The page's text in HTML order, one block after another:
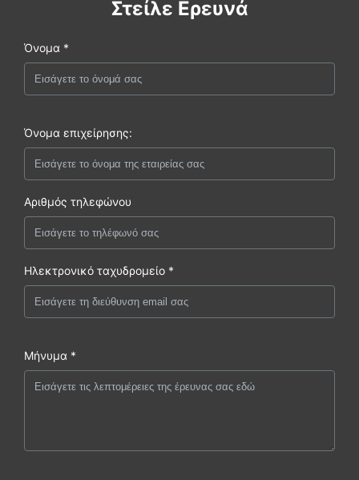
Στείλε Ερευνά
Όνομα *
Όνομα επιχείρησης:
Αριθμός τηλεφώνου
Ηλεκτρονικό ταχυδρομείο *
Μήνυμα *